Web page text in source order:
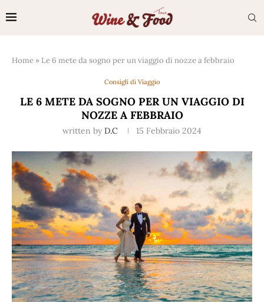
Home » Le 6 mete da sogno per un viaggio di nozze a febbraio
Consigli di Viaggio
LE 6 METE DA SOGNO PER UN VIAGGIO DI
NOZZE A FEBBRAIO
written by D.C 15 Febbraio 2024